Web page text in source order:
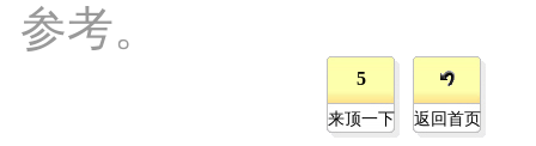
参考。
5
来顶一下 返回首页